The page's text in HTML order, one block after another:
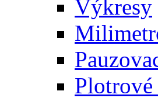
Výkresy